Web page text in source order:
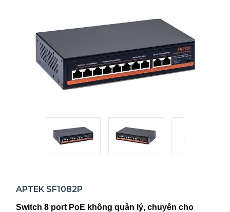
APTEK SF1082P
Switch 8 port PoE không quản lý, chuyên cho